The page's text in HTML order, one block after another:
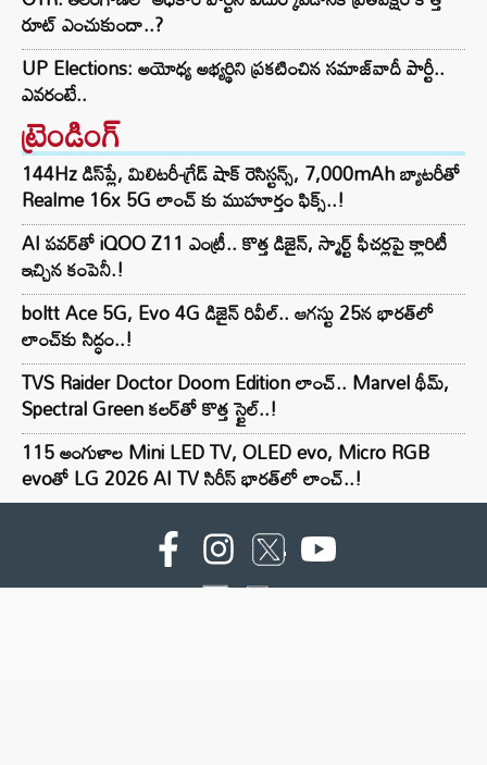
రూట్‌ ఎంచుకుందా..?
UP Elections: అయోధ్య అభ్యర్థిని ప్రకటించిన సమాజ్‌వాదీ పార్టీ..
ఎవరంటే..
ట్రెండింగ్‌
144Hz డిస్‌ప్లే, మిలిటరీ-గ్రేడ్ షాక్ రెసిస్టన్స్, 7,000mAh బ్యాటరీతో
Realme 16x 5G లాంచ్ కు ముహూర్తం ఫిక్స్..!
AI పవర్‌తో iQOO Z11 ఎంట్రీ.. కొత్త డిజైన్, స్మార్ట్ ఫీచర్లపై క్లారిటీ
ఇచ్చిన కంపెనీ.!
boltt Ace 5G, Evo 4G డిజైన్ రివీల్.. ఆగస్టు 25న భారత్‌లో
లాంచ్‌కు సిద్ధం..!
TVS Raider Doctor Doom Edition లాంచ్.. Marvel థీమ్,
Spectral Green కలర్‌తో కొత్త స్టైల్..!
115 అంగుళాల Mini LED TV, OLED evo, Micro RGB
evoతో LG 2026 AI TV సిరీస్ భారత్‌లో లాంచ్..!